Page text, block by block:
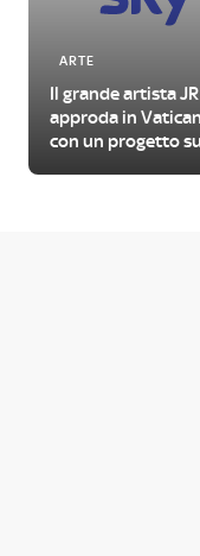
ARTE
Il grande artista JR
approda in
con un progetto